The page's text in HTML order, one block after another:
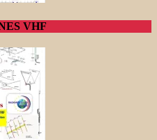
VHF